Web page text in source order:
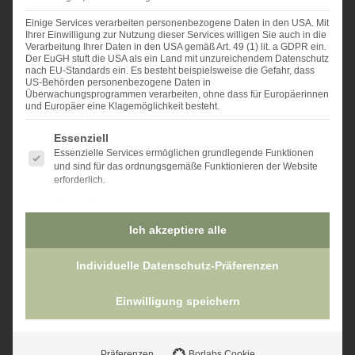
Sternsteinhof
Betriebs GmbH
Oberlaimbach 20
info@sternsteinhof.at
Anfrageformular
Einige Services verarbeiten personenbezogene Daten in den USA. Mit
Ihrer Einwilligung zur Nutzung dieser Services willigen Sie auch in die
Verarbeitung Ihrer Daten in den USA gemäß Art. 49 (1) lit. a GDPR ein.
Der EuGH stuft die USA als ein Land mit unzureichendem Datenschutz
nach EU-Standards ein. Es besteht beispielsweise die Gefahr, dass
US-Behörden personenbezogene Daten in
Überwachungsprogrammen verarbeiten, ohne dass für Europäerinnen
und Europäer eine Klagemöglichkeit besteht.
Es folgt eine Liste der Service-Gruppen, für die eine
Essenziell
Essenzielle Services ermöglichen grundlegende Funktionen
und sind für das ordnungsgemäße Funktionieren der Website
erforderlich.
darüber geben, wie unsere Besucher mit unserer Website
Marketing
anzuzeigen. Sie tun dies, indem sie Besucher über Websites
hinweg verfolgen.
Ich akzeptiere alle
Individuelle Datenschutz-Präferenzen
Einwilligung speichern